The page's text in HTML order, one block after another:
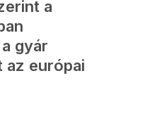
a
gyár
az európai